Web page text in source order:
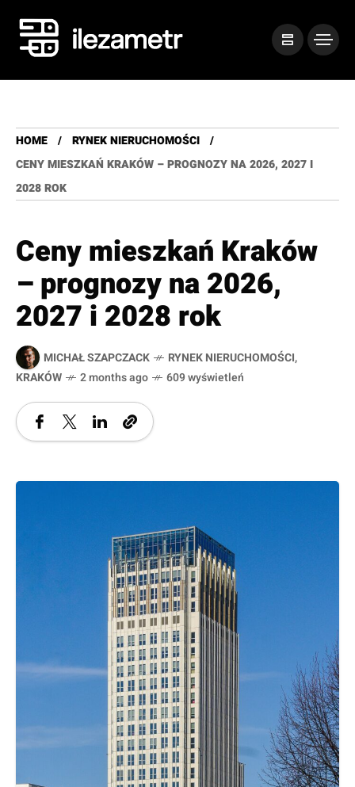
HOME
RYNEK NIERUCHOMOŚCI
CENY MIESZKAŃ KRAKÓW – PROGNOZY NA 2026, 2027 I
2028 ROK
Ceny mieszkań Kraków
– prognozy na 2026,
2027 i 2028 rok
MICHAŁ SZAPCZACK RYNEK NIERUCHOMOŚCI,
KRAKÓW
2 months ago 609 wyświetleń